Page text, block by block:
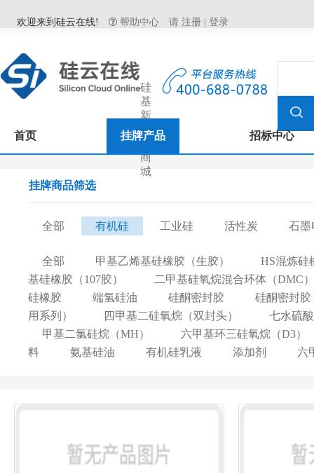
欢迎来到硅云在线! 帮助中心 请 注册 登录
硅
基
新
材
料
商
城
首页 挂牌产品 招标中心
挂牌商品筛选
全部 有机硅 工业硅 活性炭 石墨
全部 甲基乙烯基硅橡胶（生胶）
HS混炼硅
基硅橡胶（107胶）
二甲基硅氧烷混合环体（DMC）
硅橡胶
端氢硅油 硅酮密封胶
硅酮密封
用系列）
四甲基二硅氧烷（双封头）
七水硫
甲基二氯硅烷（MH）
六甲基环三硅氧烷（D3）
料
氨基硅油 有机硅乳液 添加剂 六